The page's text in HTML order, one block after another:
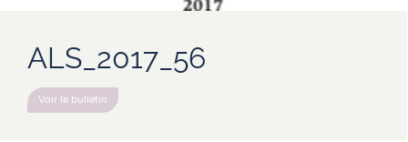
ALS_2017_56
Voir le bulletin